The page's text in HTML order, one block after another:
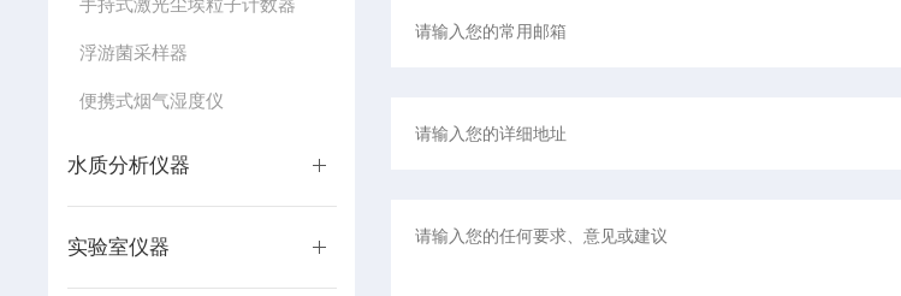
手持式激光尘埃粒子计数器
浮游菌采样器
便携式烟气湿度仪
水质分析仪器
实验室仪器